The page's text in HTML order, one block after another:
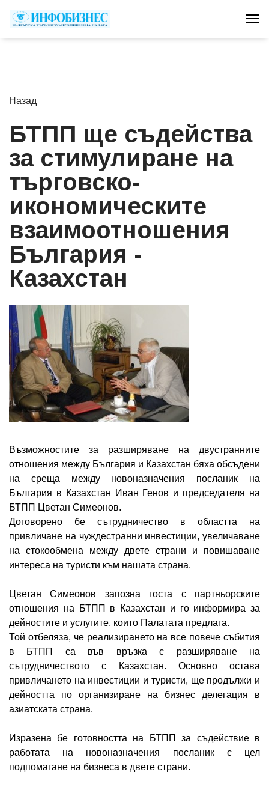
Назад
БТПП ще съдейства
за стимулиране на
търговско-
икономическите
взаимоотношения
България -
Казахстан
Възможностите за разширяване на двустранните
отношения между България и Казахстан бяха обсъдени
на среща между новоназначения посланик на
България в Казахстан Иван Генов и председателя на
БТПП Цветан Симеонов.
Договорено бе сътрудничество в областта на
привличане на чуждестранни инвестиции, увеличаване
на стокообмена между двете страни и повишаване
интереса на туристи към нашата страна.
Цветан Симеонов запозна госта с партньорските
отношения на БТПП в Казахстан и го информира за
дейностите и услугите, които Палатата предлага.
Той отбеляза, че реализирането на все повече събития
в БТПП са във връзка с разширяване на
сътрудничеството с Казахстан. Основно остава
привличането на инвестиции и туристи, ще продължи и
дейността по организиране на бизнес делегация в
азиатската страна.
Изразена бе готовността на БТПП за съдействие в
работата на новоназначения посланик с цел
подпомагане на бизнеса в двете страни.